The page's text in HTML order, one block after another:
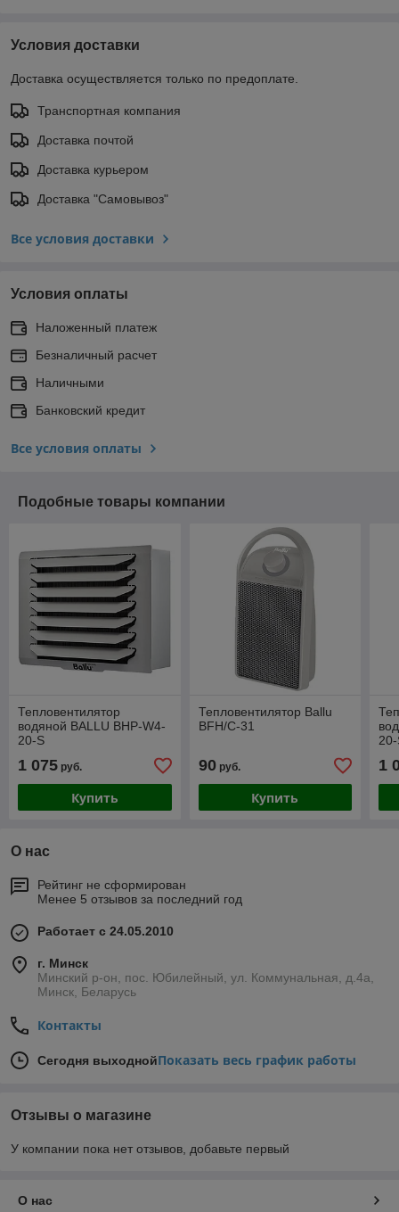
Условия доставки
Доставка осуществляется только по предоплате.
Транспортная компания
Доставка почтой
Доставка курьером
Доставка "Самовывоз"
Все условия доставки
Условия оплаты
Наложенный платеж
Безналичный расчет
Наличными
Банковский кредит
Все условия оплаты
Подобные товары компании
Тепловентилятор
водяной BALLU BHP-W4-
20-S
1 075 руб.
Купить
Тепловентилятор Ballu
BFH/С-31
90руб.
Купить
1
О нас
Рейтинг не сформирован
Менее 5 отзывов за последний год
Работает с 24.05.2010
г. Минск
Минский р-он, пос. Юбилейный, ул. Коммунальная, д.4а,
Минск, Беларусь
Контакты
Сегодня выходнойПоказать весь график работы
Отзывы о магазине
У компании пока нет отзывов, добавьте первый
О нас